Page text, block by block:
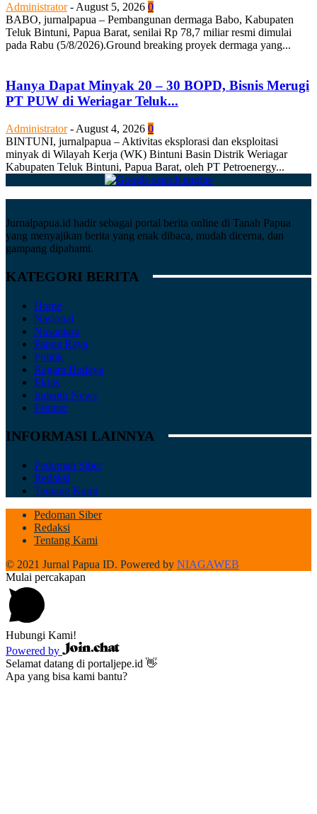
Administrator - August 5, 2026 0
BABO, jurnalpapua – Pembangunan dermaga Babo, Kabupaten
Teluk Bintuni, Papua Barat, senilai Rp 78,7 miliar resmi dimulai
pada Rabu (5/8/2026).Ground breaking proyek dermaga yang...
Hanya Dapat Minyak 20 – 30 BOPD, Bisnis Merugi
PT PUW di Weriagar Teluk...
Administrator - August 4, 2026 0
BINTUNI, jurnalpapua – Aktivitas eksplorasi dan eksploitasi
minyak di Wilayah Kerja (WK) Bintuni Basin Distrik Weriagar
Kabupaten Teluk Bintuni, Papua Barat, oleh PT Petroenergy...
Jurnalpapua.id hadir sebagai portal berita online di Tanah Papua
yang menyajikan berita yang enak dibaca, mudah dicerna, dan
gampang dipahami.
KATEGORI BERITA
Home
Nasional
Nusantara
Papua Raya
Politik
Ragam Budaya
Ekbis
Indepth News
Feature
INFORMASI LAINNYA
Pedoman Siber
Redaksi
Tentang Kami
Pedoman Siber
Redaksi
Tentang Kami
© 2021 Jurnal Papua ID. Powered by NIAGAWEB
Mulai percakapan
Hubungi Kami!
Powered by
Selamat datang di portaljepe.id 👋
Apa yang bisa kami bantu?